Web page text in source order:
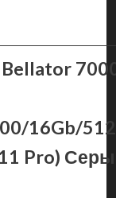
16Gb/
Pro)